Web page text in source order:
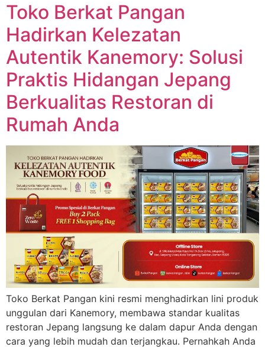
Toko Berkat Pangan
Hadirkan Kelezatan
Autentik Kanemory: Solusi
Praktis Hidangan Jepang
Berkualitas Restoran di
Rumah Anda
Toko Berkat Pangan kini resmi menghadirkan lini produk
unggulan dari Kanemory, membawa standar kualitas
restoran Jepang langsung ke dalam dapur Anda dengan
cara yang lebih mudah dan terjangkau. Pernahkah Anda